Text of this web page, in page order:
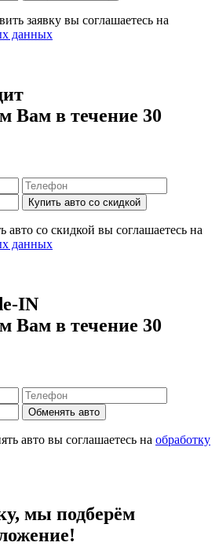
заявку вы соглашаетесь на
данных
Вам в течение 30
Купить авто со скидкой
со скидкой вы соглашаетесь на
данных
IN
Вам в течение 30
Обменять авто
авто вы соглашаетесь на обработку
мы подберём